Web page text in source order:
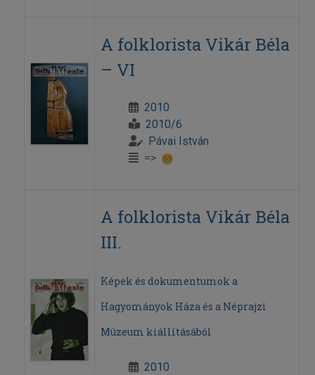
A folklorista Vikár Béla
– VI
2010
2010/6
Pávai István
=>
A folklorista Vikár Béla
III.
Képek és dokumentumok a
Hagyományok Háza és a Néprajzi
Múzeum kiállításából
2010